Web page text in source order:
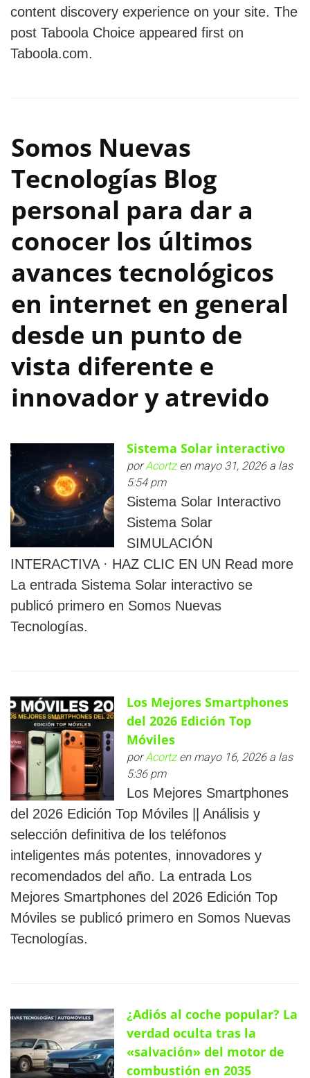
content discovery experience on your site. The
post Taboola Choice appeared first on
Taboola.com.
Somos Nuevas
Tecnologías Blog
personal para dar a
conocer los últimos
avances tecnológicos
en internet en general
desde un punto de
vista diferente e
innovador y atrevido
Sistema Solar interactivo
porAcortzen mayo 31, 2026 a las
5:54 pm
Sistema Solar Interactivo
Sistema Solar
SIMULACIÓN
INTERACTIVA · HAZ CLIC EN UN Read more
La entrada Sistema Solar interactivo se
publicó primero en Somos Nuevas
Tecnologías.
Los Mejores Smartphones
del 2026 Edición Top
Móviles
porAcortzen mayo 16, 2026 a las
5:36 pm
Los Mejores Smartphones
del 2026 Edición Top Móviles || Análisis y
selección definitiva de los teléfonos
inteligentes más potentes, innovadores y
recomendados del año. La entrada Los
Mejores Smartphones del 2026 Edición Top
Móviles se publicó primero en Somos Nuevas
Tecnologías.
¿Adiós al coche popular? La
verdad oculta tras la
«salvación» del motor de
combustión en 2035